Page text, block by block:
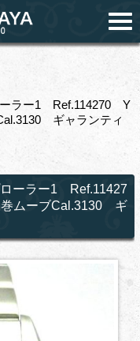
ラー1 Ref.114270 Y
ギャランティ
ーラー1 Ref.11427
ムーブCal.3130 ギ